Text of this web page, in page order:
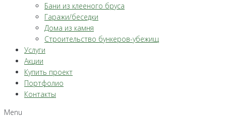
Бани из клееного бруса
Гаражи/беседки
Дома из камня
Строительство бункеров-убежищ
Услуги
Акции
Купить проект
Портфолио
Контакты
Menu